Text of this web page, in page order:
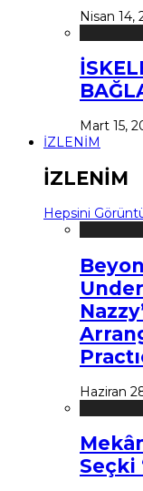
Nisan 14,
Mart 15,
İZLENİM
İZLENİM
Hepsini
Haziran
Seçki